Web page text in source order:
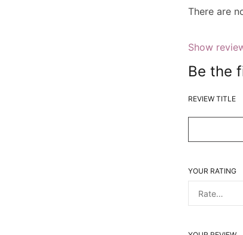
There are
Show
Be the
REVIEW TITLE
YOUR RATING